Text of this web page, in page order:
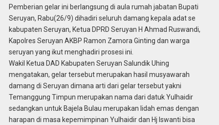
Pemberian gelar ini berlangsung di aula rumah jabatan Bupati
Seruyan, Rabu(26/9) dihadiri seluruh damang kepala adat se
kabupaten Seruyan, Ketua DPRD Seruyan H Ahmad Ruswandi,
Kapolres Seruyan AKBP Ramon Zamora Ginting dan warga
seruyan yang ikut menghadiri prosesi ini.
Wakil Ketua DAD Kabupaten Seruyan Salundik Uhing
mengatakan, gelar tersebut merupakan hasil musyawarah
damang di Seruyan dimana arti dari gelar tersebut yakni
Temanggung Timpun merupakan nama dari datuk Yulhaidir
sedangkan untuk Bajela Bulau merupakan lidah emas dengan
harapan di masa kepemimpinan Yulhaidir dan Hj Iswanti bisa